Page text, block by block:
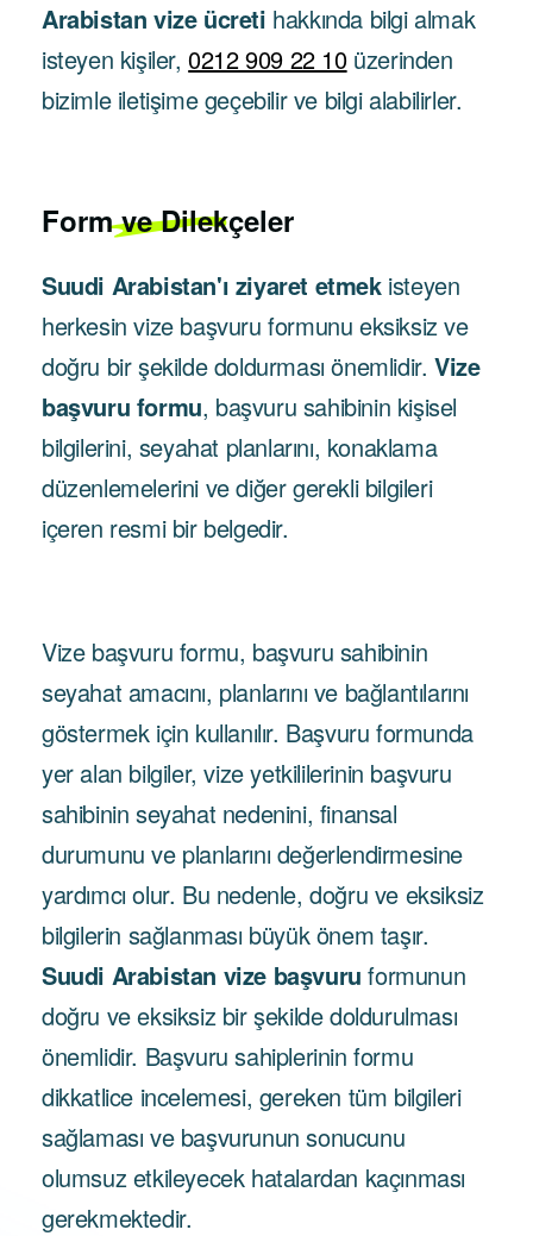
Arabistan vize ücreti hakkında bilgi almak
isteyen kişiler,0212 909 22 10üzerinden
bizimle iletişime geçebilir ve bilgi alabilirler.
Form ve Dilekçeler
Suudi Arabistan'ı ziyaret etmekisteyen
herkesin vize başvuru formunu eksiksiz ve
doğru bir şekilde doldurması önemlidir.Vize
başvuru formu, başvuru sahibinin kişisel
bilgilerini, seyahat planlarını, konaklama
düzenlemelerini ve diğer gerekli bilgileri
içeren resmi bir belgedir.
Vize başvuru formu, başvuru sahibinin
seyahat amacını, planlarını ve bağlantılarını
göstermek için kullanılır. Başvuru formunda
yer alan bilgiler, vize yetkililerinin başvuru
sahibinin seyahat nedenini, finansal
durumunu ve planlarını değerlendirmesine
yardımcı olur. Bu nedenle, doğru ve eksiksiz
bilgilerin sağlanması büyük önem taşır.
Suudi Arabistan vize başvuru formunun
doğru ve eksiksiz bir şekilde doldurulması
önemlidir. Başvuru sahiplerinin formu
dikkatlice incelemesi, gereken tüm bilgileri
sağlaması ve başvurunun sonucunu
olumsuz etkileyecek hatalardan kaçınması
gerekmektedir.